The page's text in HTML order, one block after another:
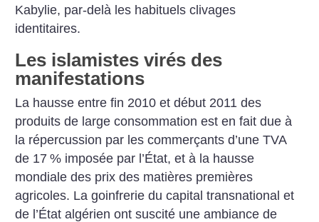
Kabylie, par-delà les habituels clivages
identitaires.
Les islamistes virés des
manifestations
La hausse entre fin 2010 et début 2011 des
produits de large consommation est en fait due à
la répercussion par les commerçants d’une TVA
de 17 % imposée par l’État, et à la hausse
mondiale des prix des matières premières
agricoles. La goinfrerie du capital transnational et
de l’État algérien ont suscité une ambiance de